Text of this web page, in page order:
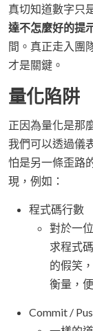
真切知道數字只
達不怎麼好的提
間。真正走入團
才是關鍵。
量化陷阱
正因為量化是那
我們可以透過儀
怕是另一條歪路
現，例如：
程式碼行數
對於一
求程式
的假笑
衡量，
Commit /